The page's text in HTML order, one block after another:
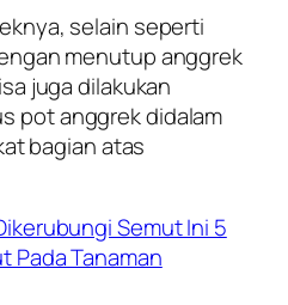
selain seperti
menutup anggrek
juga dilakukan
pot anggrek didalam
bagian atas
Semut Ini 5
Pada Tanaman